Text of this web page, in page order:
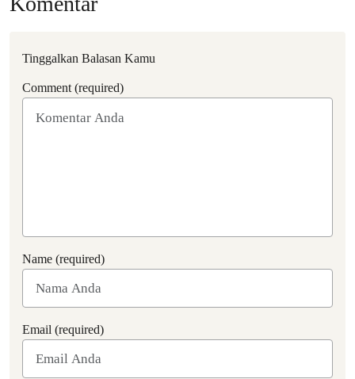
Tinggalkan Balasan Kamu
Comment (required)
Name (required)
Email (required)